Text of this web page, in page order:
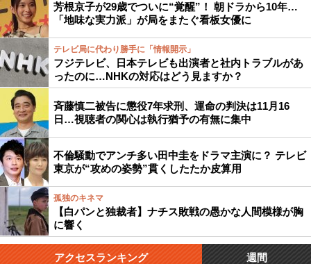
芳根京子が29歳でついに“覚醒”！ 朝ドラから10年…
「地味な実力派」が局をまたぐ看板女優に
テレビ局に代わり勝手に「情報開示」
フジテレビ、日本テレビも出演者と社内トラブルがあ
ったのに…NHKの対応はどう見ますか？
斉藤慎二被告に懲役7年求刑、運命の判決は11月16
日…視聴者の関心は執行猶予の有無に集中
不倫騒動でアンチ多い田中圭をドラマ主演に？ テレビ
東京が“攻めの姿勢”貫くしたたか皮算用
孤独のキネマ
【白パンと独裁者】ナチス敗戦の愚かな人間模様が胸
に響く
アクセスランキング 週間